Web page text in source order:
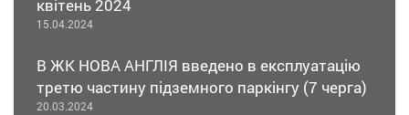
квітень 2024
15.04.2024
В ЖК НОВА АНГЛІЯ введено в експлуатацію
третю частину підземного паркінгу (7 черга)
20.03.2024